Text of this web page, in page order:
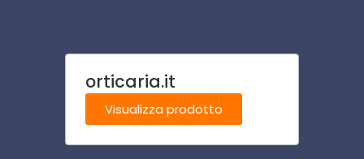
orticaria.it
Visualizza prodotto